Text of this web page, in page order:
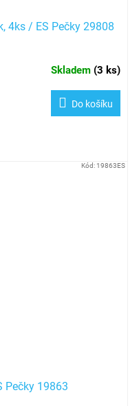
4ks / ES Pečky 29808
Skladem (3 ks)
Do košíku
Pečky 19863
Kód: 19863ES